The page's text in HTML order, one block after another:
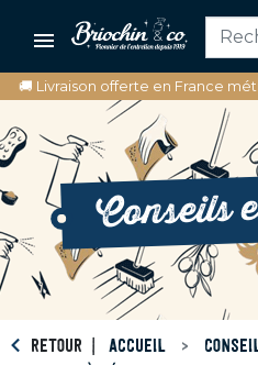

🚚 Livraison offerte en France
Conseils
RETOUR ACCUEIL